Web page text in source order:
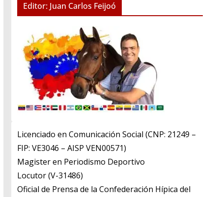
Editor: Juan Carlos Feijoó
Licenciado en Comunicación Social (CNP: 21249 –
FIP: VE3046 – AISP VEN00571)
​Magister en Periodismo Deportivo
​Locutor (V-31486)
​Oficial de Prensa de la Confederación Hípica del